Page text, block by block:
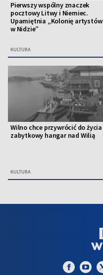
Pierwszy wspólny znaczek
pocztowy Litwy i Niemiec.
Upamiętnia „Kolonię artystów
w Nidzie”
KULTURA
Wilno chce przywrócić do życia
zabytkowy hangar nad Wilią
KULTURA